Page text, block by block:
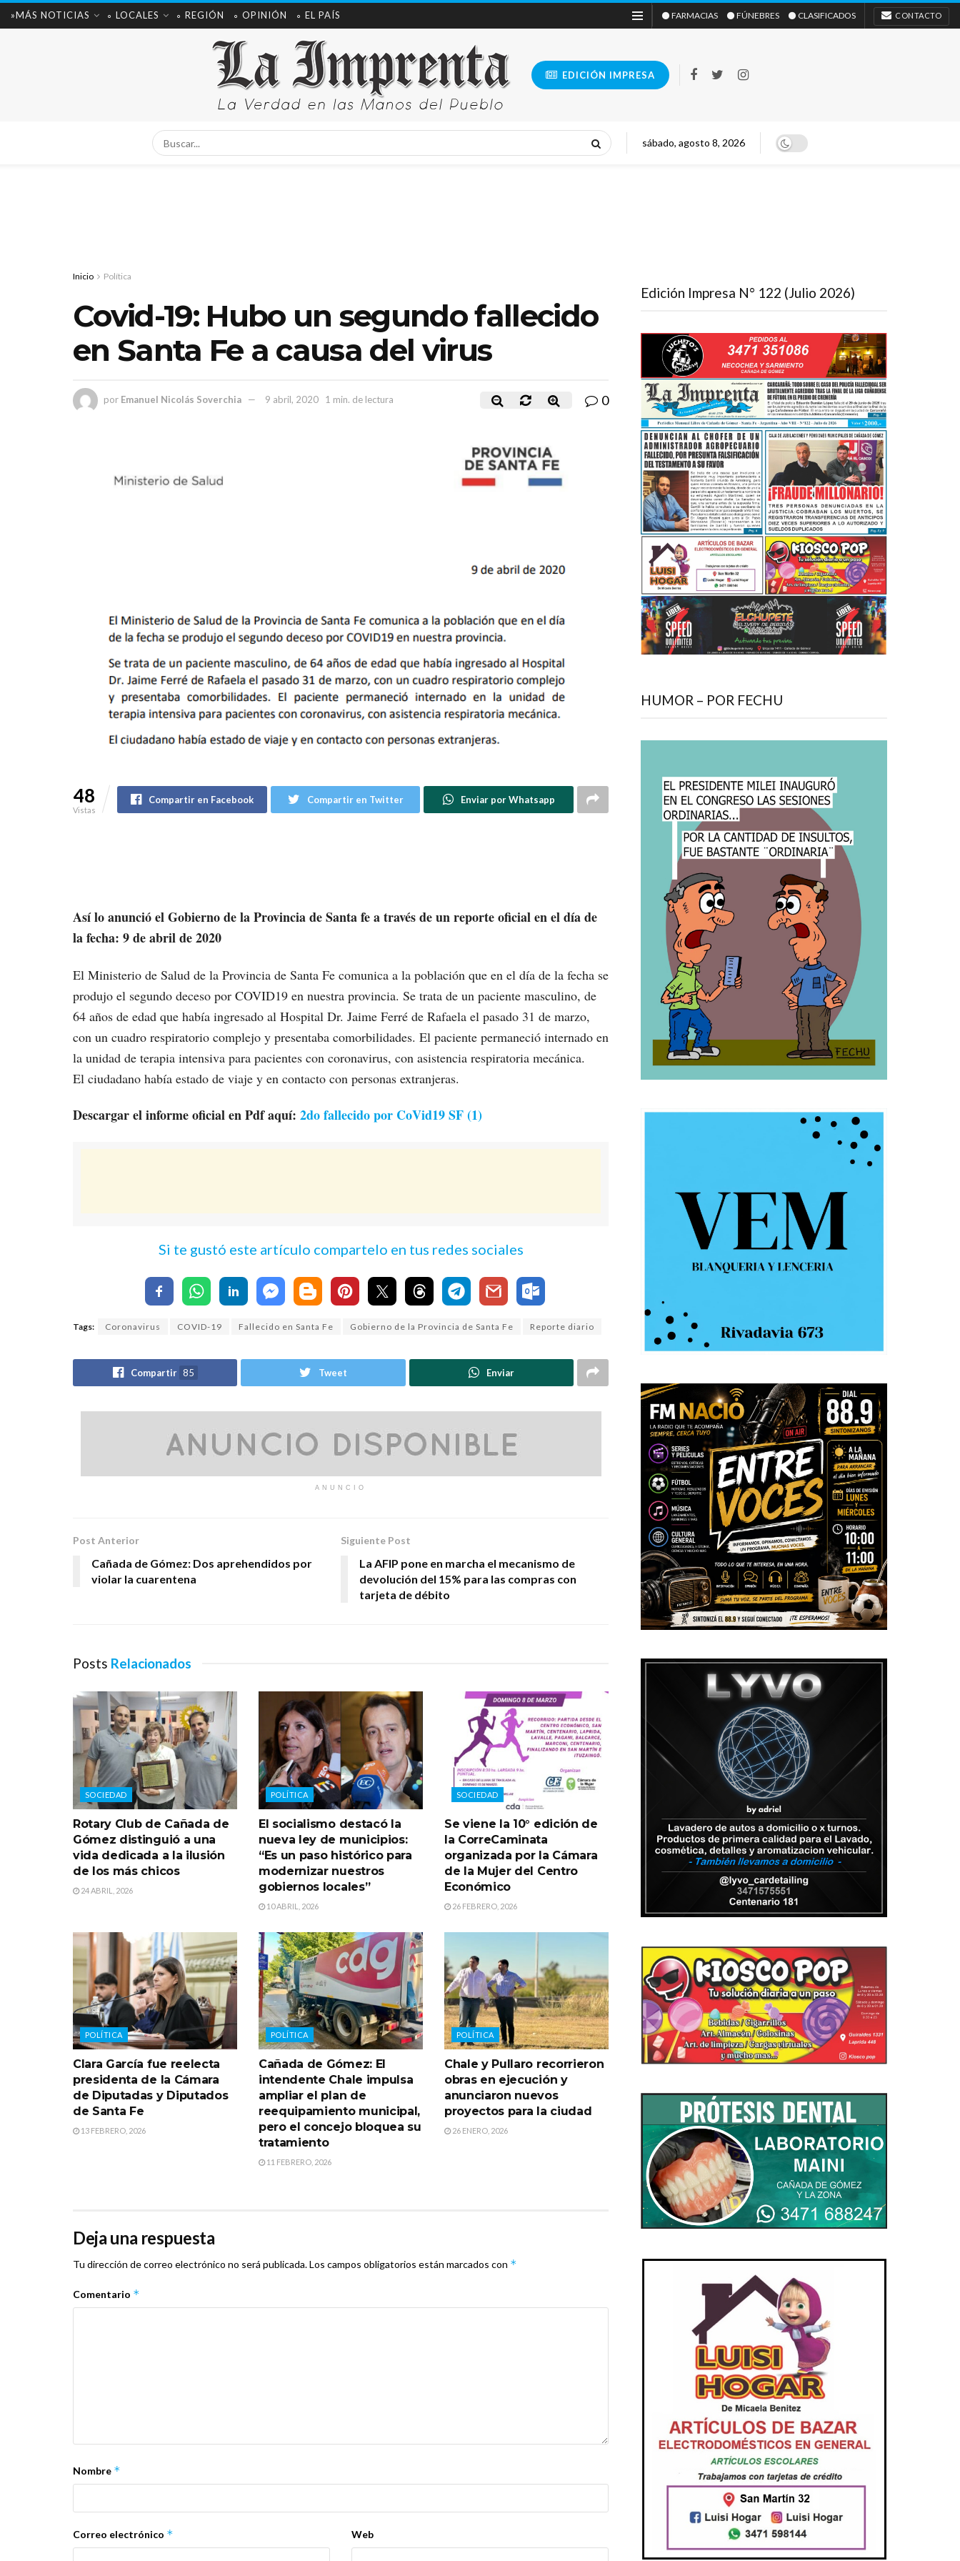
»MÁS NOTICIAS ∘ LOCALES ∘ REGIÓN ∘ OPINIÓN ∘ EL PAÍS ⚫ FARMACIAS ⚫ FÚNEBRES ⚫ CLASIFICADOS CONTACTO
EDICIÓN IMPRESA
sábado, agosto 8, 2026
Inicio Política
Covid-19: Hubo un segundo fallecido
en Santa Fe a causa del virus
por Emanuel Nicolás Soverchia 9 abril, 2020 1 min. de lectura 0
48
Vistas
Compartir en Facebook Compartir en Twitter Enviar por Whatsapp
Así lo anunció el Gobierno de la Provincia de Santa fe a través de un reporte oficial en el día de
la fecha: 9 de abril de 2020
El Ministerio de Salud de la Provincia de Santa Fe comunica a la población que en el día de la fecha se
produjo el segundo deceso por COVID19 en nuestra provincia. Se trata de un paciente masculino, de
64 años de edad que había ingresado al Hospital Dr. Jaime Ferré de Rafaela el pasado 31 de marzo,
con un cuadro respiratorio complejo y presentaba comorbilidades. El paciente permaneció internado en
la unidad de terapia intensiva para pacientes con coronavirus, con asistencia respiratoria mecánica.
El ciudadano había estado de viaje y en contacto con personas extranjeras.
Descargar el informe oficial en Pdf aquí: 2do fallecido por CoVid19 SF (1)
Si te gustó este artículo compartelo en tus redes sociales
Tags: Coronavirus COVID-19 Fallecido en Santa Fe Gobierno de la Provincia de Santa Fe Reporte diario
Compartir 85 Tweet Enviar
ANUNCIO
Post Anterior
Cañada de Gómez: Dos aprehendidos por
violar la cuarentena
Siguiente Post
La AFIP pone en marcha el mecanismo de
devolución del 15% para las compras con
tarjeta de débito
Posts Relacionados
SOCIEDAD
Rotary Club de Cañada de
Gómez distinguió a una
vida dedicada a la ilusión
de los más chicos
24 ABRIL, 2026
POLÍTICA
El socialismo destacó la
nueva ley de municipios:
“Es un paso histórico para
modernizar nuestros
gobiernos locales”
10 ABRIL, 2026
SOCIEDAD
Se viene la 10° edición de
la CorreCaminata
organizada por la Cámara
de la Mujer del Centro
Económico
26 FEBRERO, 2026
POLÍTICA
Clara García fue reelecta
presidenta de la Cámara
de Diputadas y Diputados
de Santa Fe
13 FEBRERO, 2026
POLÍTICA
Cañada de Gómez: El
intendente Chale impulsa
ampliar el plan de
reequipamiento municipal,
pero el concejo bloquea su
tratamiento
11 FEBRERO, 2026
POLÍTICA
Chale y Pullaro recorrieron
obras en ejecución y
anunciaron nuevos
proyectos para la ciudad
26 ENERO, 2026
Deja una respuesta
Tu dirección de correo electrónico no será publicada.Los campos obligatorios están marcados con *
Comentario *
Nombre *
Correo electrónico * Web
Edición Impresa N° 122 (Julio 2026)
HUMOR – POR FECHU